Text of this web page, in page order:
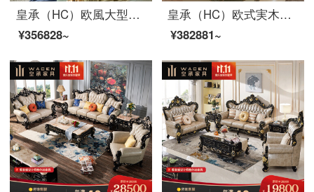
皇承（HC）欧風大型リビングソファセット実木別荘ソファセットM-130
¥356828~
皇承（HC）欧式実木彫刻ソファ大戸型別荘クラウン本革ソファセット832【シングル位+ツイン位+4人位】
¥382881~